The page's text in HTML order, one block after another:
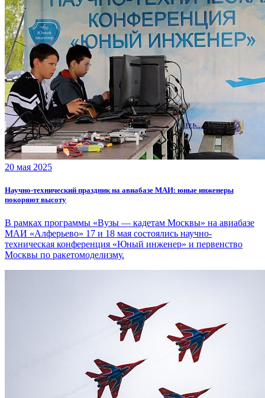
20 мая 2025
Научно-технический праздник на авиабазе МАИ: юные инженеры
покоряют высоту
В рамках программы «Вузы — кадетам Москвы» на авиабазе
МАИ «Алферьево» 17 и 18 мая состоялись научно-
техническая конференция «Юный инженер» и первенство
Москвы по ракетомоделизму.